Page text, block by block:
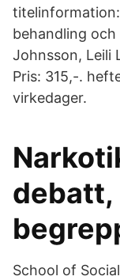
behandling
Johnsson, Leili
Pris: 315,-.
virkedager.
debatt,
School of